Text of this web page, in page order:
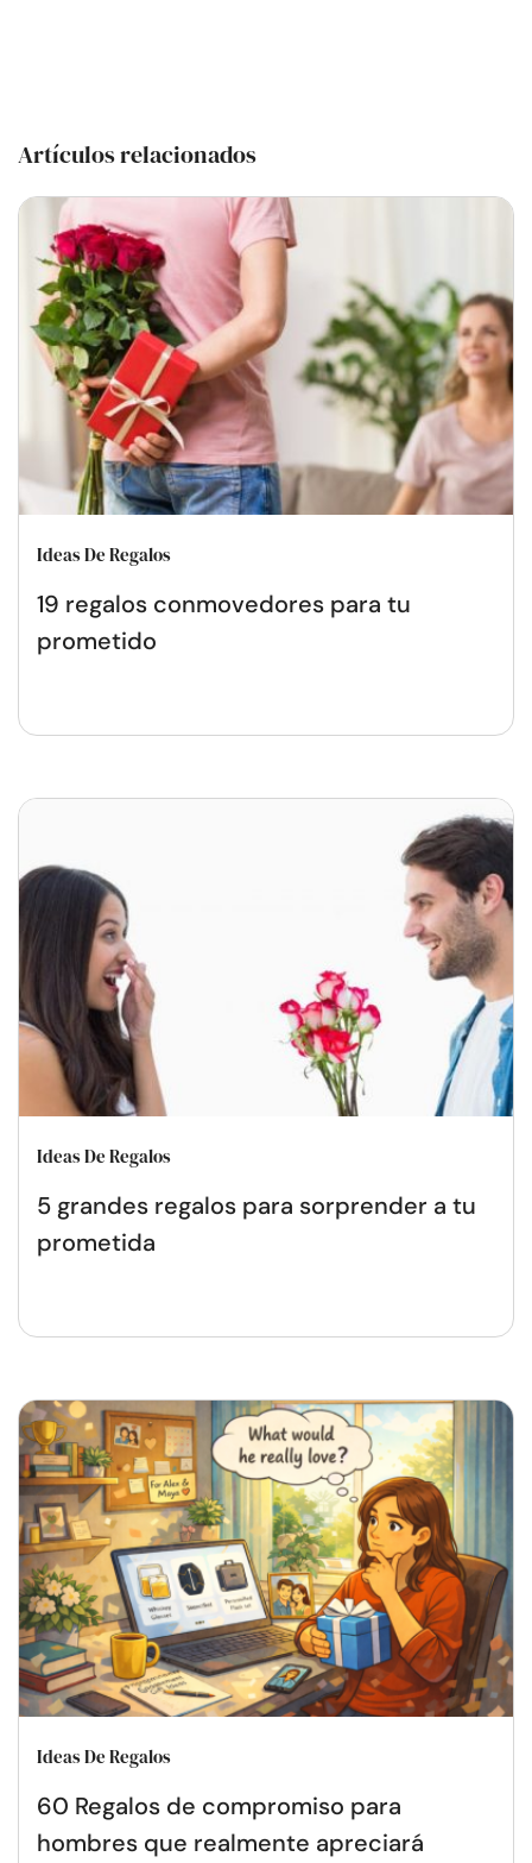
Artículos relacionados
Ideas De Regalos
19 regalos conmovedores para tu
prometido
Ideas De Regalos
5 grandes regalos para sorprender a tu
prometida
Ideas De Regalos
60 Regalos de compromiso para
hombres que realmente apreciará